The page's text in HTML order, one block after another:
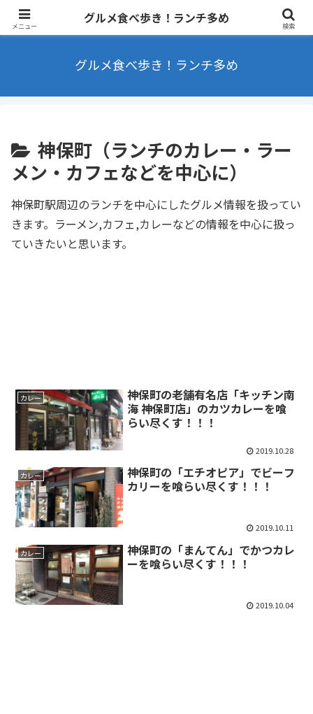
東京を中心にラーメンやカフェなどを食べ歩きするブログ ランチ・B級グル
メ多め
グルメ食べ歩き！ランチ多め
神保町（ランチのカレー・ラー
メン・カフェなどを中心に）
神保町駅周辺のランチを中心にしたグルメ情報を扱ってい
きます。ラーメン,カフェ,カレーなどの情報を中心に扱っ
ていきたいと思います。
カレー
神保町の老舗有名店「キッチン南
海 神保町店」のカツカレーを喰
らい尽くす！！！
2019.10.28
カレー
神保町の「エチオピア」でビーフ
カリーを喰らい尽くす！！！
2019.10.11
カレー
神保町の「まんてん」でかつカレ
ーを喰らい尽くす！！！
2019.10.04
メニュー
グルメ食べ歩き！ランチ多め
検索